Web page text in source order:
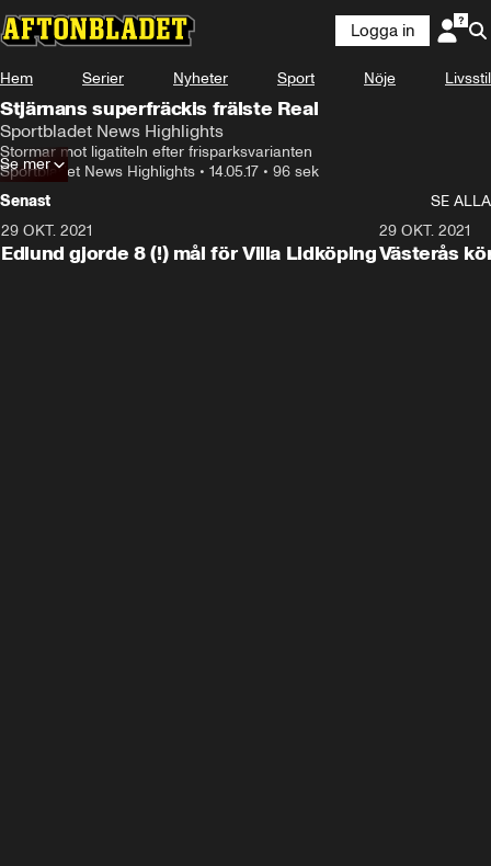
Logga in
Hem Serier Nyheter Sport Nöje Livsstil
Stjärnans superfräckis frälste Real
Sportbladet News Highlights
Stormar mot ligatiteln efter frisparksvarianten
Sportbladet News Highlights • 14.05.17 • 96 sek
Se mer
Senast
SE ALLA
29 OKT. 2021
Edlund gjorde 8 (!) mål för Villa Lidköping
29 OKT. 2021
Västerås